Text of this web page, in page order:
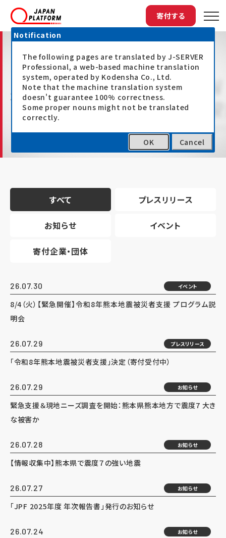
寄付する
最新情報
すべて プレスリリース
お知らせ イベント
寄付企業・団体
26.07.30 イベント
8/4（火）【緊急開催】令和8年熊本地震被災者支援 プログラム説
明会
26.07.29 プレスリリース
「令和8年熊本地震被災者支援」決定（寄付受付中）
26.07.29 お知らせ
緊急支援＆現地ニーズ調査を開始：熊本県熊本地方で震度7 大き
な被害か
26.07.28 お知らせ
【情報収集中】熊本県で震度７の強い地震
26.07.27 お知らせ
「JPF 2025年度 年次報告書」発行のお知らせ
26.07.24 お知らせ
Notification
The following pages are translated by J-SERVER
Professional, a web-based machine translation
system, operated by Kodensha Co., Ltd.
Note that the machine translation system
doesn't guarantee 100% correctness.
Some proper nouns might not be translated
correctly.
OK Cancel